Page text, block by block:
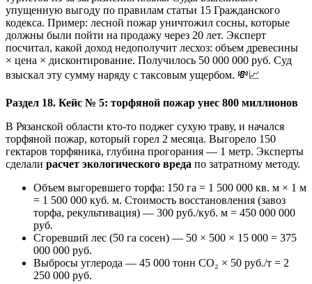
упущенную выгоду по правилам статьи 15 Гражданского
кодекса. Пример: лесной пожар уничтожил сосны, которые
должны были пойти на продажу через 20 лет. Эксперт
посчитал, какой доход недополучит лесхоз: объем древесины
× цена × дисконтирование. Получилось 50 000 000 руб. Суд
взыскал эту сумму наряду с таксовым ущербом. 💸📈
Раздел 18. Кейс № 5: торфяной пожар унес 800 миллионов
В Рязанской области кто-то поджег сухую траву, и начался
торфяной пожар, который горел 2 месяца. Выгорело 150
гектаров торфяника, глубина прогорания — 1 метр. Эксперты
сделали расчет экологического вреда по затратному методу.
Объем выгоревшего торфа: 150 га = 1 500 000 кв. м × 1 м
= 1 500 000 куб. м. Стоимость восстановления (завоз
торфа, рекультивация) — 300 руб./куб. м = 450 000 000
руб.
Сгоревший лес (50 га сосен) — 50 × 500 × 15 000 = 375
000 000 руб.
Выбросы углерода — 45 000 тонн CO₂ × 50 руб./т = 2
250 000 руб.